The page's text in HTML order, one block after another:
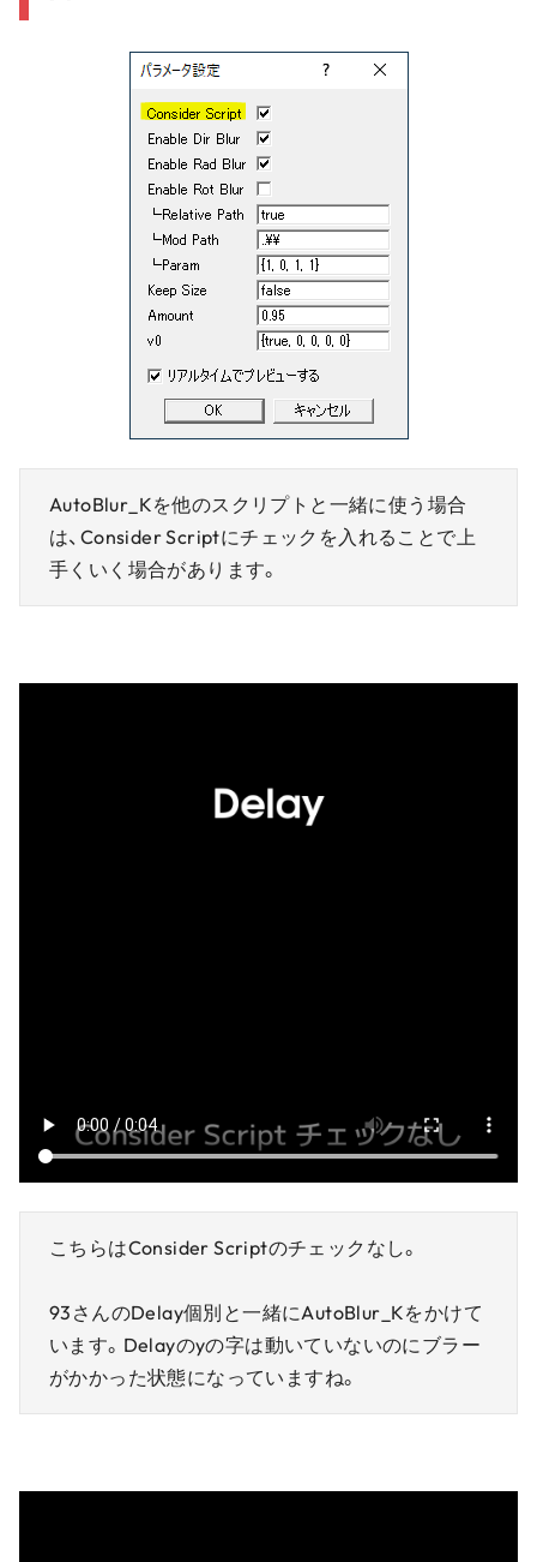
AutoBlur_Kを他のスクリプトと一緒に使う場合
は、Consider Scriptにチェックを入れることで上
手くいく場合があります。
こちらはConsider Scriptのチェックなし。
93さんのDelay個別と一緒にAutoBlur_Kをかけて
います。Delayのyの字は動いていないのにブラー
がかかった状態になっていますね。